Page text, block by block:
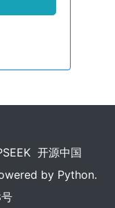
开源中国
by Python.